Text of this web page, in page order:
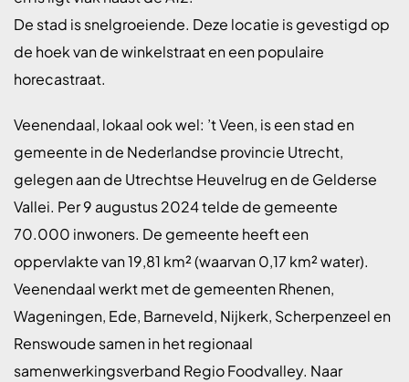
De stad is snelgroeiende. Deze locatie is gevestigd op
de hoek van de winkelstraat en een populaire
horecastraat.
Veenendaal, lokaal ook wel: ’t Veen, is een stad en
gemeente in de Nederlandse provincie Utrecht,
gelegen aan de Utrechtse Heuvelrug en de Gelderse
Vallei. Per 9 augustus 2024 telde de gemeente
70.000 inwoners. De gemeente heeft een
oppervlakte van 19,81 km² (waarvan 0,17 km² water).
Veenendaal werkt met de gemeenten Rhenen,
Wageningen, Ede, Barneveld, Nijkerk, Scherpenzeel en
Renswoude samen in het regionaal
samenwerkingsverband Regio Foodvalley. Naar